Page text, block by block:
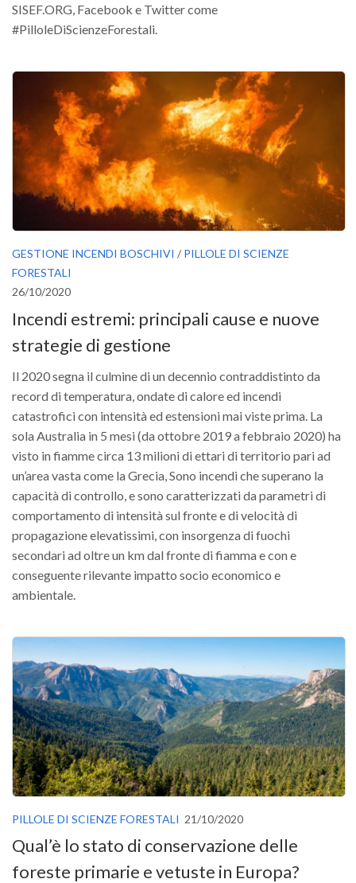
SISEF.ORG, Facebook e Twitter come
#PilloleDiScienzeForestali.
GESTIONE INCENDI BOSCHIVI / PILLOLE DI SCIENZE
FORESTALI
26/10/2020
Incendi estremi: principali cause e nuove
strategie di gestione
Il 2020 segna il culmine di un decennio contraddistinto da
record di temperatura, ondate di calore ed incendi
catastrofici con intensità ed estensioni mai viste prima. La
sola Australia in 5 mesi (da ottobre 2019 a febbraio 2020) ha
visto in fiamme circa 13 milioni di ettari di territorio pari ad
un’area vasta come la Grecia, Sono incendi che superano la
capacità di controllo, e sono caratterizzati da parametri di
comportamento di intensità sul fronte e di velocità di
propagazione elevatissimi, con insorgenza di fuochi
secondari ad oltre un km dal fronte di fiamma e con e
conseguente rilevante impatto socio economico e
ambientale.
PILLOLE DI SCIENZE FORESTALI 21/10/2020
Qual’è lo stato di conservazione delle
foreste primarie e vetuste in Europa?